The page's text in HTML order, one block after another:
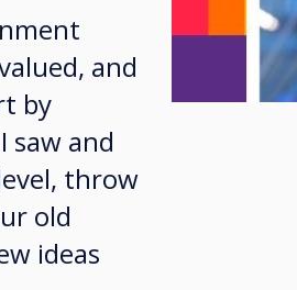
and
by
and
throw
old
ideas